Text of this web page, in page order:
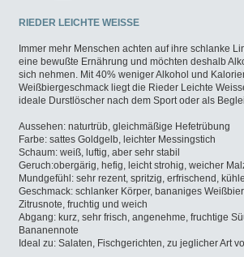
RIEDER LEICHTE WEISSE
Immer mehr Menschen achten auf ihre schlanke
eine bewußte Ernährung und möchten deshalb
sich nehmen. Mit 40% weniger Alkohol und
Weißbiergeschmack liegt die Rieder Leichte
ideale Durstlöscher nach dem Sport oder als
Aussehen: naturtrüb, gleichmäßige Hefetrübung
Farbe: sattes Goldgelb, leichter Messingstich
Schaum: weiß, luftig, aber sehr stabil
Geruch:obergärig, hefig, leicht strohig, weicher
Mundgefühl: sehr rezent, spritzig, erfrischend,
Geschmack: schlanker Körper, bananiges
Zitrusnote, fruchtig und weich
Abgang: kurz, sehr frisch, angenehme, fruchtige
Bananennote
Ideal zu: Salaten, Fischgerichten, zu jeglicher Art